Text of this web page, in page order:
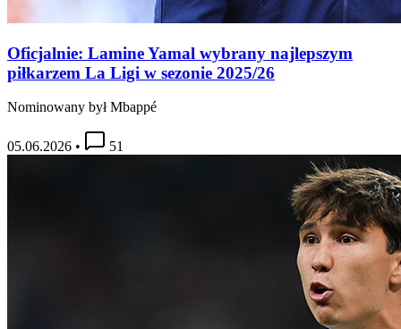
Oficjalnie: Lamine Yamal wybrany najlepszym
piłkarzem La Ligi w sezonie 2025/26
Nominowany był Mbappé
05.06.2026 • 51